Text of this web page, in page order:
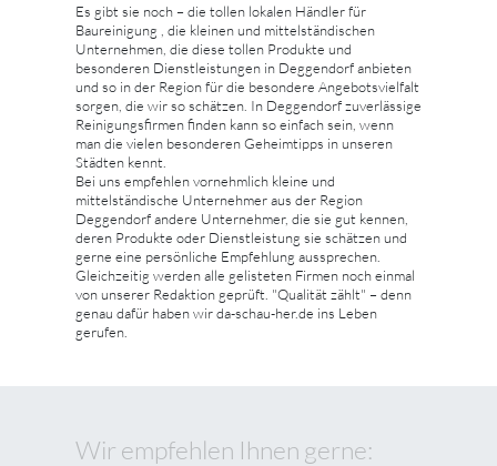
Es gibt sie noch – die tollen lokalen Händler für
Baureinigung , die kleinen und mittelständischen
Unternehmen, die diese tollen Produkte und
besonderen Dienstleistungen in Deggendorf anbieten
und so in der Region für die besondere Angebotsvielfalt
sorgen, die wir so schätzen. In Deggendorf zuverlässige
Reinigungsfirmen finden kann so einfach sein, wenn
man die vielen besonderen Geheimtipps in unseren
Städten kennt.
Bei uns empfehlen vornehmlich kleine und
mittelständische Unternehmer aus der Region
Deggendorf andere Unternehmer, die sie gut kennen,
deren Produkte oder Dienstleistung sie schätzen und
gerne eine persönliche Empfehlung aussprechen.
Gleichzeitig werden alle gelisteten Firmen noch einmal
von unserer Redaktion geprüft. "Qualität zählt" – denn
genau dafür haben wir da-schau-her.de ins Leben
gerufen.
Wir empfehlen Ihnen gerne: